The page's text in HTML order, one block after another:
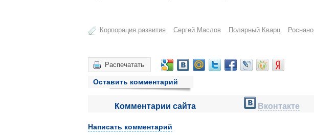
Корпорация развития Сергей Маслов Полярный Кварц Роснано
Распечатать
Оставить комментарий
Комментарии сайта Вконтакте
Написать комментарий